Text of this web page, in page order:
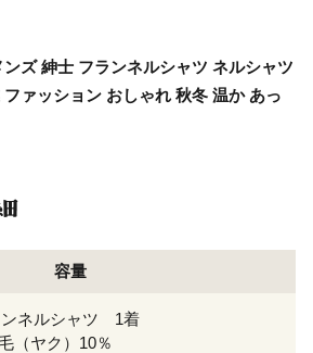
ズ 紳士 フランネルシャツ ネルシャツ
ァッション おしゃれ 秋冬 温か あっ
容量
ンネルシャツ 1着
（ヤク）10％